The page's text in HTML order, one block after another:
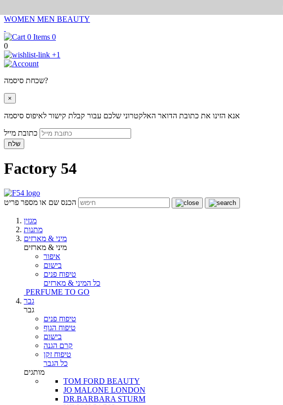
WOMEN MEN BEAUTY
0
0
+1
שכחת סיסמה?
×
אנא הזינו את כתובת הדואר האלקטרוני שלכם עבור קבלת קישור לאיפוס סיסמה
שלח
Factory 54
הכנס שם או מספר פריט
מגזין
מתנות
מיני & מארזים
מיני & מארזים
איפור
בישום
טיפוח פנים
כל המיני & מארזים
PERFUME TO GO
גבר
גבר
טיפוח פנים
טיפוח הגוף
בישום
קרם הגנה
טיפוח זקן
כל הגבר
מותגים
TOM FORD BEAUTY
JO MALONE LONDON
DR.BARBARA STURM